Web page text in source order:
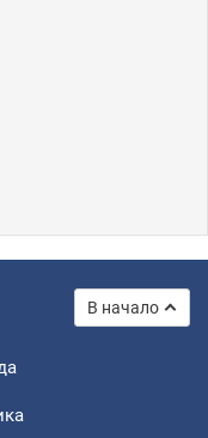
В начало